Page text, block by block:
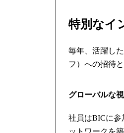
特別なイ
毎年、活躍し
フ）への招待
グローバルな
社員はBICに参